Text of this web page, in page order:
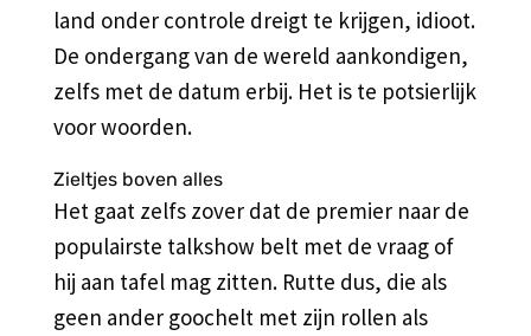
land onder controle dreigt te krijgen, idioot.
De ondergang van de wereld aankondigen,
zelfs met de datum erbij. Het is te potsierlijk
voor woorden.
Zieltjes boven alles
Het gaat zelfs zover dat de premier naar de
populairste talkshow belt met de vraag of
hij aan tafel mag zitten. Rutte dus, die als
geen ander goochelt met zijn rollen als